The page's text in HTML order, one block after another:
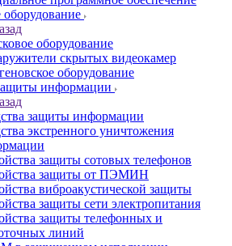
оборудование
скрытых видеокамер
оборудование
информации
защиты информации
экстренного уничтожения
защиты сотовых телефонов
защиты от ПЭМИН
виброакустической защиты
защиты сети электропитания
защиты телефонных и
линий